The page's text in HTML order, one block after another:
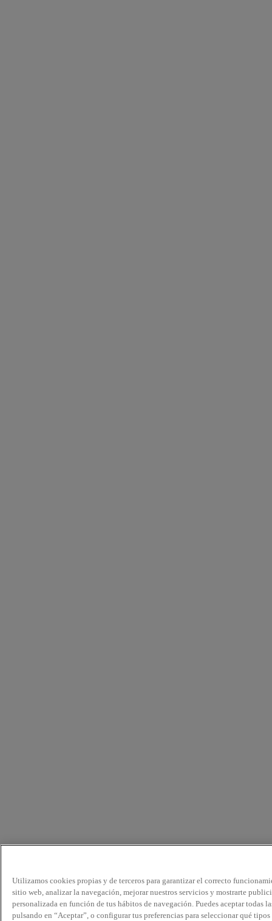
Utilizamos cookies propias y de terceros para garantizar el correcto
sitio web, analizar la navegación, mejorar nuestros servicios y mostrarte
personalizada en función de tus hábitos de navegación. Puedes aceptar todas
pulsando en “Aceptar”, o configurar tus preferencias para seleccionar qué tipos